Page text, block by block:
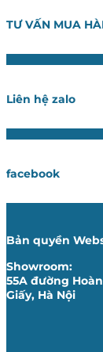
TƯ VẤN MUA
Liên hệ zalo
facebook
Bản quyền
Showroom:
55A đường
Giấy, Hà Nội